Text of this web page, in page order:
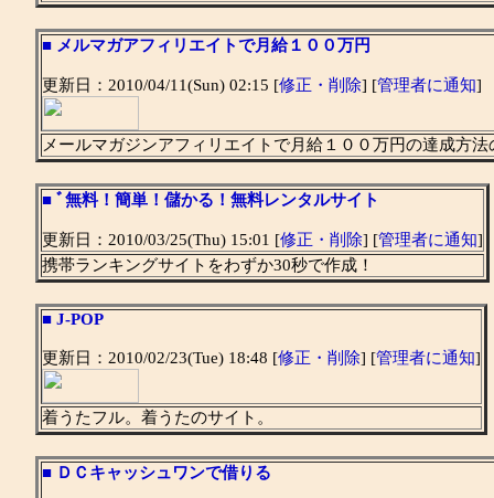
■ メルマガアフィリエイトで月給１００万円
更新日：2010/04/11(Sun) 02:15 [修正・削除] [管理者に通知]
メールマガジンアフィリエイトで月給１００万円の達成方法
■ ﾞ無料！簡単！儲かる！無料レンタルサイト
更新日：2010/03/25(Thu) 15:01 [修正・削除] [管理者に通知]
携帯ランキングサイトをわずか30秒で作成！
■ J-POP
更新日：2010/02/23(Tue) 18:48 [修正・削除] [管理者に通知]
着うたフル。着うたのサイト。
■ ＤＣキャッシュワンで借りる